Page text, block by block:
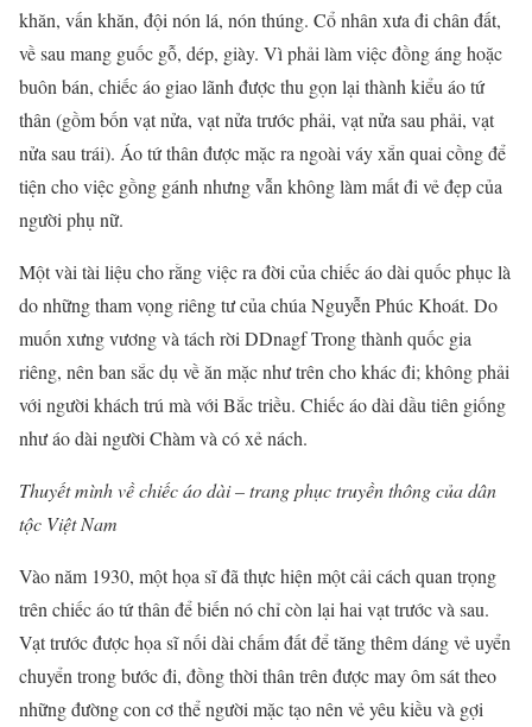
khăn, vấn khăn, đội nón lá, nón thúng. Cổ nhân xưa đi chân đất,
về sau mang guốc gỗ, dép, giày. Vì phải làm việc đồng áng hoặc
buôn bán, chiếc áo giao lãnh được thu gọn lại thành kiểu áo tứ
thân (gồm bốn vạt nửa, vạt nửa trước phải, vạt nửa sau phải, vạt
nửa sau trái). Áo tứ thân được mặc ra ngoài váy xắn quai cồng để
tiện cho việc gồng gánh nhưng vẫn không làm mất đi vẻ đẹp của
người phụ nữ.
Một vài tài liệu cho rằng việc ra đời của chiếc áo dài quốc phục là
do những tham vọng riêng tư của chúa Nguyễn Phúc Khoát. Do
muốn xưng vương và tách rời DDnagf Trong thành quốc gia
riêng, nên ban sắc dụ về ăn mặc như trên cho khác đi; không phải
với người khách trú mà với Bắc triều. Chiếc áo dài dầu tiên giống
như áo dài người Chàm và có xẻ nách.
Thuyết mình về chiếc áo dài – trang phục truyền thông của dân
tộc Việt Nam
Vào năm 1930, một họa sĩ đã thực hiện một cải cách quan trọng
trên chiếc áo tứ thân để biến nó chỉ còn lại hai vạt trước và sau.
Vạt trước được họa sĩ nối dài chấm đất để tăng thêm dáng vẻ uyển
chuyển trong bước đi, đồng thời thân trên được may ôm sát theo
những đường con cơ thể người mặc tạo nên vẻ yêu kiều và gợi